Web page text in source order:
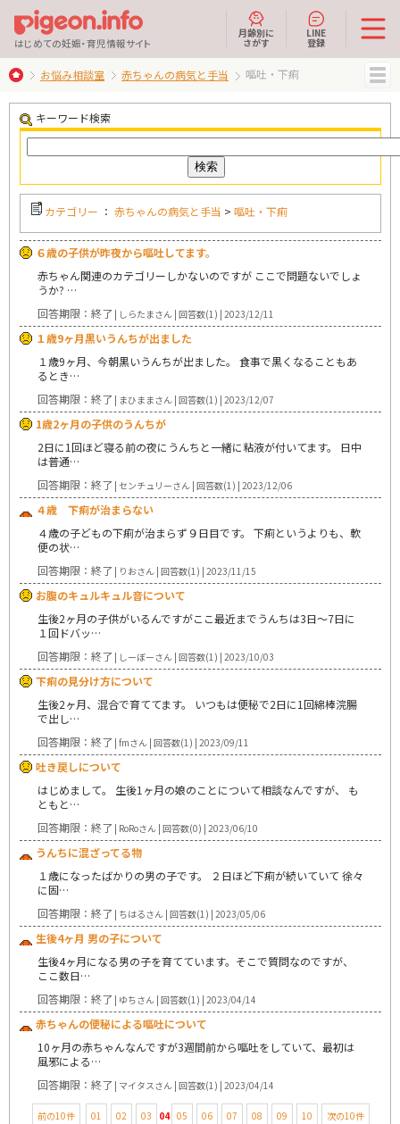
はじめての妊娠・育児情報サイト
月齢別に
さがす
LINE
登録
MENU
お悩み相談室 赤ちゃんの病気と手当 嘔吐・下痢
キーワード検索
カテゴリー ： 赤ちゃんの病気と手当 > 嘔吐・下痢
６歳の子供が昨夜から嘔吐してます。
赤ちゃん関連のカテゴリーしかないのですが ここで問題ないでしょ
うか? …
回答期限：終了 | しらたまさん | 回答数(1) | 2023/12/11
１歳9ヶ月黒いうんちが出ました
１歳9ヶ月、今朝黒いうんちが出ました。 食事で黒くなることもあ
るとき…
回答期限：終了 | まひままさん | 回答数(1) | 2023/12/07
1歳2ヶ月の子供のうんちが
2日に1回ほど寝る前の夜にうんちと一緒に粘液が付いてます。 日中
は普通…
回答期限：終了 | センチュリーさん | 回答数(1) | 2023/12/06
４歳 下痢が治まらない
４歳の子どもの下痢が治まらず９日目です。 下痢というよりも、軟
便の状…
回答期限：終了 | りおさん | 回答数(1) | 2023/11/15
お腹のキュルキュル音について
生後2ヶ月の子供がいるんですがここ最近までうんちは3日〜7日に
１回ドバッ…
回答期限：終了 | しーぼーさん | 回答数(1) | 2023/10/03
下痢の見分け方について
生後2ヶ月、混合で育ててます。 いつもは便秘で2日に1回綿棒浣腸
で出し…
回答期限：終了 | fmさん | 回答数(1) | 2023/09/11
吐き戻しについて
はじめまして。 生後1ヶ月の娘のことについて相談なんですが、 も
ともと…
回答期限：終了 | RoRoさん | 回答数(0) | 2023/06/10
うんちに混ざってる物
１歳になったばかりの男の子です。 ２日ほど下痢が続いていて 徐々
に固…
回答期限：終了 | ちはるさん | 回答数(1) | 2023/05/06
生後4ヶ月 男の子について
生後4ヶ月になる男の子を育てています。そこで質問なのですが、
ここ数日…
回答期限：終了 | ゆちさん | 回答数(1) | 2023/04/14
赤ちゃんの便秘による嘔吐について
10ヶ月の赤ちゃんなんですが3週間前から嘔吐をしていて、最初は
風邪による…
回答期限：終了 | マイタスさん | 回答数(1) | 2023/04/14
前の10件 01 02 03 04 05 06 07 08 09 10 次の10件